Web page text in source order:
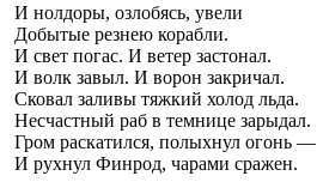
И нолдоры, озлобясь, увели
Добытые резнею корабли.
И свет погас. И ветер застонал.
И волк завыл. И ворон закричал.
Сковал заливы тяжкий холод льда.
Несчастный раб в темнице зарыдал.
Гром раскатился, полыхнул огонь —
И рухнул Финрод, чарами сражен.